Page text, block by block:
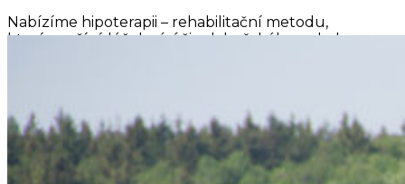
Nabízíme hipoterapii – rehabilitační metodu,
která využívá léčebný účinek koňského pohybu.